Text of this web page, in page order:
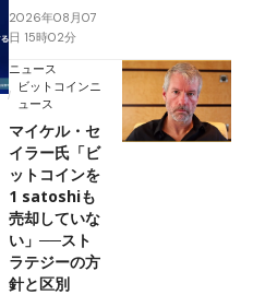
2026年08月07
日 15時02分
ニュース
ビットコインニ
ュース
マイケル・セ
イラー氏「ビ
ットコインを
1 satoshiも
売却していな
い」──スト
ラテジーの方
針と区別